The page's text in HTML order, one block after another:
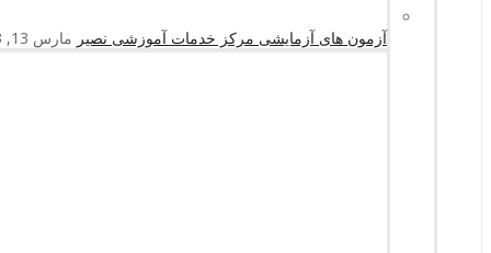
آزمون های آزمایشی مرکز خدمات آموزشی نصیر مارس 13, 2023